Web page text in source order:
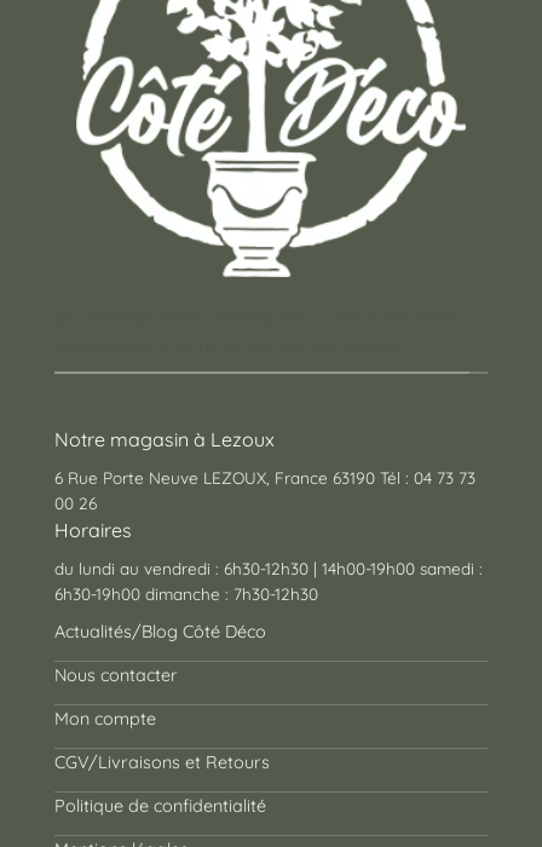
Notre magasin à Lezoux
6 Rue Porte Neuve LEZOUX, France 63190 Tél : 04 73 73
00 26
Horaires
du lundi au vendredi : 6h30-12h30 | 14h00-19h00 samedi :
6h30-19h00 dimanche : 7h30-12h30
Actualités/Blog Côté Déco
Nous contacter
Mon compte
CGV/Livraisons et Retours
Politique de confidentialité